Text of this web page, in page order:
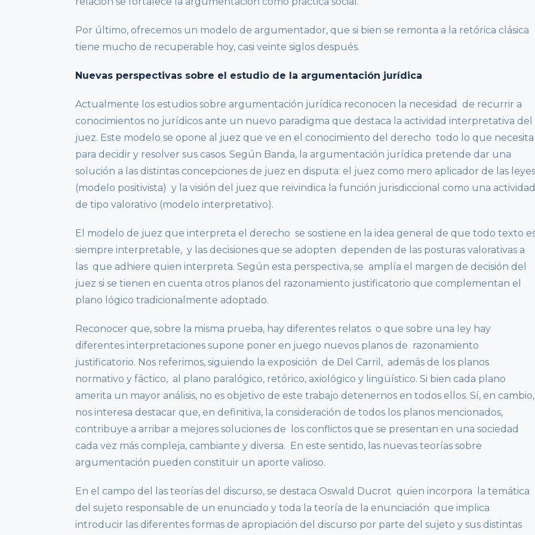
Por último, ofrecemos un modelo de argumentador, que si bien se remonta a la retórica clásica
tiene mucho de recuperable hoy, casi veinte siglos después.
Nuevas perspectivas sobre el estudio de la argumentación jurídica
Actualmente los estudios sobre argumentación jurídica reconocen la necesidad de recurrir a
conocimientos no jurídicos ante un nuevo paradigma que destaca la actividad interpretativa del
juez. Este modelo se opone al juez que ve en el conocimiento del derecho todo lo que necesita
para decidir y resolver sus casos. Según Banda, la argumentación jurídica pretende dar una
solución a las distintas concepciones de juez en disputa: el juez como mero aplicador de las leyes
(modelo positivista) y la visión del juez que reivindica la función jurisdiccional como una actividad
de tipo valorativo (modelo interpretativo).
El modelo de juez que interpreta el derecho se sostiene en la idea general de que todo texto
siempre interpretable, y las decisiones que se adopten dependen de las posturas valorativas a
las que adhiere quien interpreta. Según esta perspectiva, se amplía el margen de decisión del
juez si se tienen en cuenta otros planos del razonamiento justificatorio que complementan el
plano lógico tradicionalmente adoptado.
Reconocer que, sobre la misma prueba, hay diferentes relatos o que sobre una ley hay
diferentes interpretaciones supone poner en juego nuevos planos de razonamiento
justificatorio. Nos referimos, siguiendo la exposición de Del Carril, además de los planos
normativo y fáctico, al plano paralógico, retórico, axiológico y lingüístico. Si bien cada plano
amerita un mayor análisis, no es objetivo de este trabajo detenernos en todos ellos. Sí, en cambio,
nos interesa destacar que, en definitiva, la consideración de todos los planos mencionados,
contribuye a arribar a mejores soluciones de los conflictos que se presentan en una sociedad
cada vez más compleja, cambiante y diversa. En este sentido, las nuevas teorías sobre
argumentación pueden constituir un aporte valioso.
En el campo del las teorías del discurso, se destaca Oswald Ducrot quien incorpora la temática
del sujeto responsable de un enunciado y toda la teoría de la enunciación que implica
introducir las diferentes formas de apropiación del discurso por parte del sujeto y sus distintas